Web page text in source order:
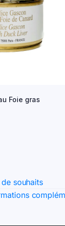
Foie gras
souhaits